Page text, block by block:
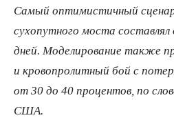
Самый оптимистичный
сухопутного моста
дней. Моделирование также
и кровопролитный бой с
от 30 до 40 процентов, по
США.